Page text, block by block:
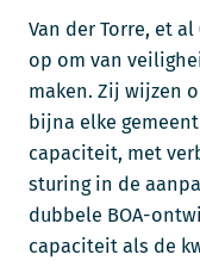
Van der Torre, et
op om van
maken. Zij wijzen
bijna elke
capaciteit, met
sturing in de
dubbele BOA-
capaciteit als de